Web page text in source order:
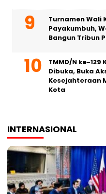
Turnamen Wali
Payakumbuh,
Bangun Tribun
TMMD/N ke-
Dibuka, Buka
Kesejahteraan
Kota
INTERNASIONAL